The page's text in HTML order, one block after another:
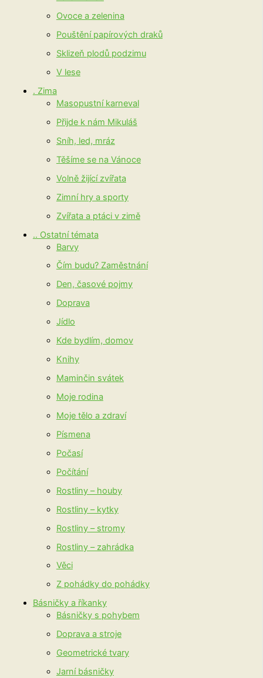
Ovoce a zelenina
Pouštění papírových draků
Sklizeň plodů podzimu
V lese
. Zima
Masopustní karneval
Přijde k nám Mikuláš
Sníh, led, mráz
Těšíme se na Vánoce
Volně žijící zvířata
Zimní hry a sporty
Zvířata a ptáci v zimě
.. Ostatní témata
Barvy
Čím budu? Zaměstnání
Den, časové pojmy
Doprava
Jídlo
Kde bydlím, domov
Knihy
Maminčin svátek
Moje rodina
Moje tělo a zdraví
Písmena
Počasí
Počítání
Rostliny – houby
Rostliny – kytky
Rostliny – stromy
Rostliny – zahrádka
Věci
Z pohádky do pohádky
Básničky a říkanky
Básničky s pohybem
Doprava a stroje
Geometrické tvary
Jarní básničky